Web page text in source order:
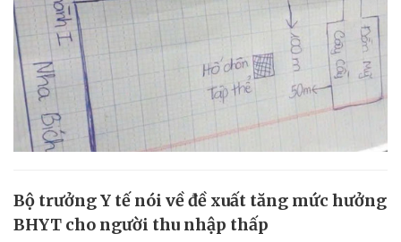
Bộ trưởng Y tế nói về đề xuất tăng mức hưởng
BHYT cho người thu nhập thấp